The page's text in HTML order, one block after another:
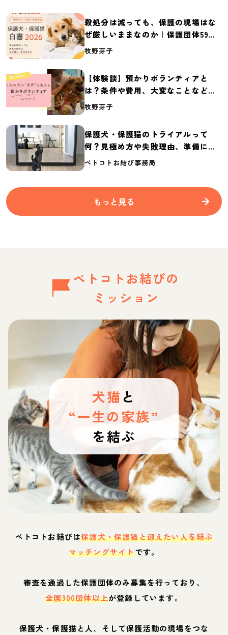
殺処分は減っても、保護の現場はな
ぜ厳しいままなのか｜保護団体59団
体の実態調査【保護犬・保護猫白書
牧野芽子
【体験談】預かりボランティアと
は？条件や費用、大変なことなど紹
介
牧野芽子
保護犬・保護猫のトライアルって
何？見極め方や失敗理由、準備に必
要なものを紹介
ペトコトお結び事務局
もっと見る
ペトコトお結びの
ミッション
犬猫 と
“一生の家族”
を結ぶ
ペトコトお結びは保護犬・保護猫と迎えたい人を結ぶ
マッチングサイトです。
審査を通過した保護団体のみ募集を行っており、
全国300団体以上が登録しています。
保護犬・保護猫と人、そして保護活動の現場をつな